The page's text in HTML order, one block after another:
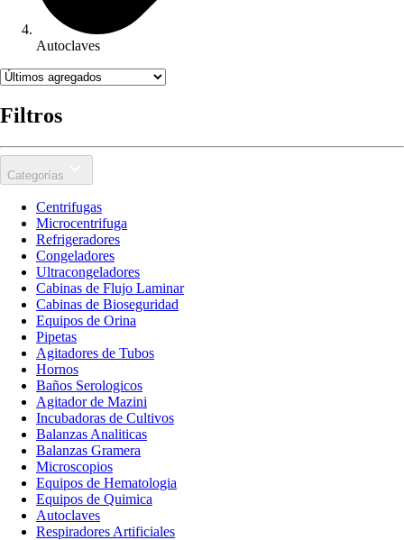
Autoclaves
Filtros
Categorías
Centrifugas
Microcentrifuga
Refrigeradores
Congeladores
Ultracongeladores
Cabinas de Flujo Laminar
Cabinas de Bioseguridad
Equipos de Orina
Pipetas
Agitadores de Tubos
Hornos
Baños Serologicos
Agitador de Mazini
Incubadoras de Cultivos
Balanzas Analiticas
Balanzas Gramera
Microscopios
Equipos de Hematologia
Equipos de Quimica
Autoclaves
Respiradores Artificiales